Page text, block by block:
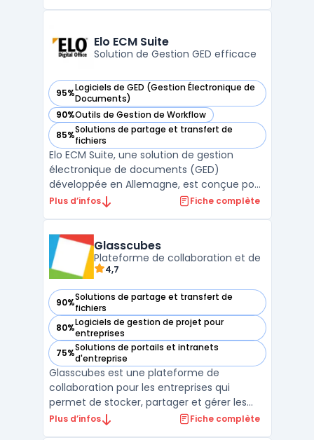
relation client. Interact propose également
...
Elo ECM Suite
Solution de Gestion GED efficace
95%Logiciels de GED (Gestion Électronique de
Documents)
— voir Elo ECM Suite dans cette catégorie
90%Outils de Gestion de Workflow
— voir Elo ECM Suite dans cette catégorie
85%Solutions de partage et transfert de
fichiers
— voir Elo ECM Suite dans cette catégorie
Elo ECM Suite, une solution de gestion
électronique de documents (GED)
développée en Allemagne, est conçue pour
transformer et simplifier les processus
collaborative facilite la gestion
documentaire, offrant une convergen ...
Plus d’infos Fiche complète
Glasscubes
Plateforme de collaboration et de
4,7
90%Solutions de partage et transfert de
fichiers
— voir Glasscubes dans cette catégorie
80%Logiciels de gestion de projet pour
entreprises
— voir Glasscubes dans cette catégorie
75%Solutions de portails et intranets
d'entreprise
— voir Glasscubes dans cette catégorie
Glasscubes est une plateforme de
collaboration pour les entreprises qui
permet de stocker, partager et gérer les
documents en toute sécurité. Elle propose
Plus d’infos Fiche complète